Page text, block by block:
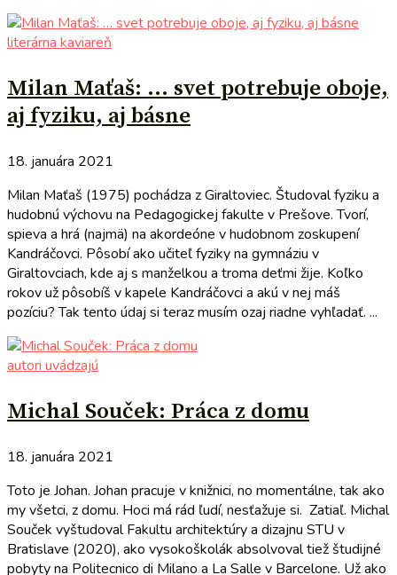
literárna kaviareň
Milan Maťaš: … svet potrebuje oboje,
aj fyziku, aj básne
18. januára 2021
Milan Maťaš (1975) pochádza z Giraltoviec. Študoval fyziku a
hudobnú výchovu na Pedagogickej fakulte v Prešove. Tvorí,
spieva a hrá (najmä) na akordeóne v hudobnom zoskupení
Kandráčovci. Pôsobí ako učiteľ fyziky na gymnáziu v
Giraltovciach, kde aj s manželkou a troma deťmi žije. Koľko
rokov už pôsobíš v kapele Kandráčovci a akú v nej máš
pozíciu? Tak tento údaj si teraz musím ozaj riadne vyhľadať. ...
autori uvádzajú
Michal Souček: Práca z domu
18. januára 2021
Toto je Johan. Johan pracuje v knižnici, no momentálne, tak ako
my všetci, z domu. Hoci má rád ľudí, nesťažuje si. Zatiaľ. Michal
Souček vyštudoval Fakultu architektúry a dizajnu STU v
Bratislave (2020), ako vysokoškolák absolvoval tiež študijné
pobyty na Politecnico di Milano a La Salle v Barcelone. Už ako